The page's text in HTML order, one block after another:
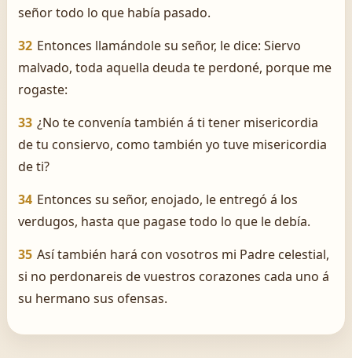
señor todo lo que había pasado.
32 Entonces llamándole su señor, le dice: Siervo
malvado, toda aquella deuda te perdoné, porque me
rogaste:
33 ¿No te convenía también á ti tener misericordia
de tu consiervo, como también yo tuve misericordia
de ti?
34 Entonces su señor, enojado, le entregó á los
verdugos, hasta que pagase todo lo que le debía.
35 Así también hará con vosotros mi Padre celestial,
si no perdonareis de vuestros corazones cada uno á
su hermano sus ofensas.